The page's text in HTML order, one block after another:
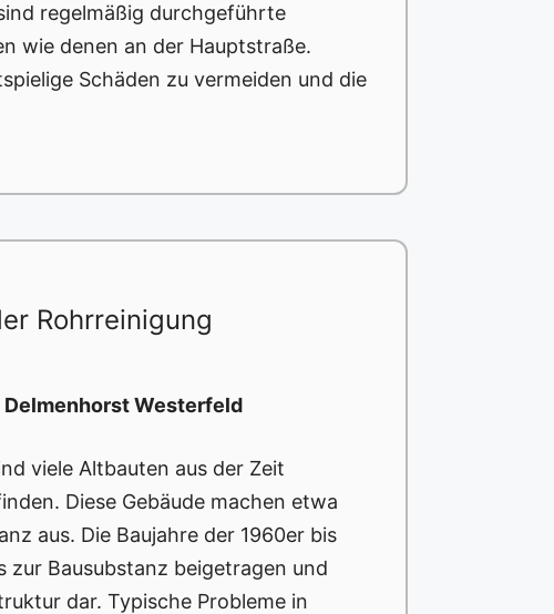
regelmäßig durchgeführte
wie denen an der Hauptstraße.
Schäden zu vermeiden und die
Rohrreinigung
Delmenhorst Westerfeld
viele Altbauten aus der Zeit
Diese Gebäude machen etwa
aus. Die Baujahre der 1960er bis
zur Bausubstanz beigetragen und
dar. Typische Probleme in